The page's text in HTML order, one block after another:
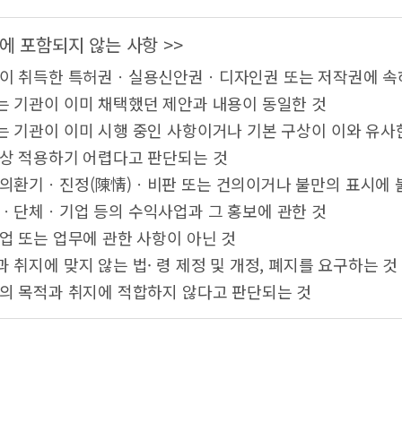
포함되지 않는 사항 >>
취득한 특허권ㆍ실용신안권ㆍ디자인권 또는 저작권에
기관이 이미 채택했던 제안과 내용이 동일한 것
기관이 이미 시행 중인 사항이거나 기본 구상이 이와 유사
적용하기 어렵다고 판단되는 것
환기ㆍ진정(陳情)ㆍ비판 또는 건의이거나 불만의 표시에
단체ㆍ기업 등의 수익사업과 그 홍보에 관한 것
또는 업무에 관한 사항이 아닌 것
취지에 맞지 않는 법· 령 제정 및 개정, 폐지를 요구하는 것
목적과 취지에 적합하지 않다고 판단되는 것